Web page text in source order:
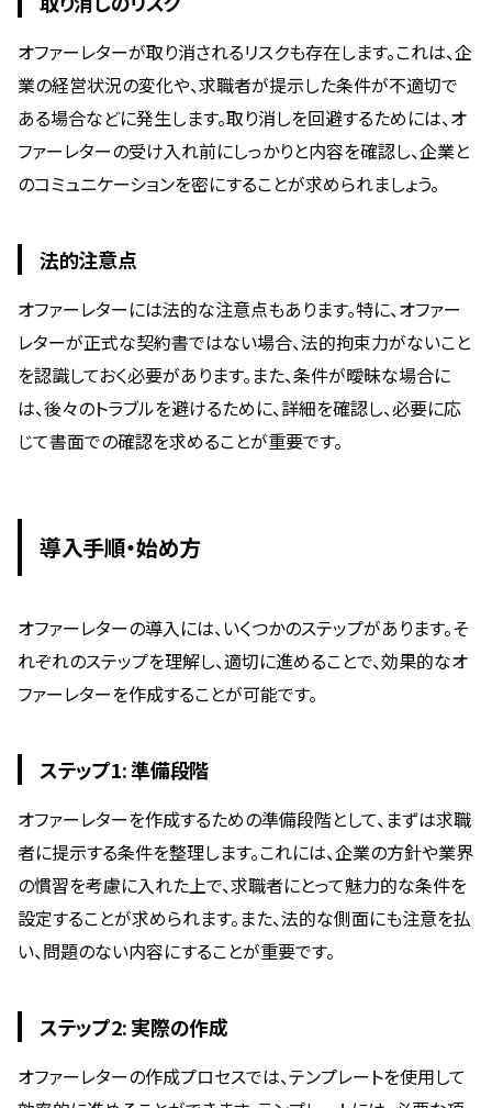
オファーレターが取り消されるリスクも存在します。これは、企
業の経営状況の変化や、求職者が提示した条件が不適切で
ある場合などに発生します。取り消しを回避するためには、オ
ファーレターの受け入れ前にしっかりと内容を確認し、企業と
のコミュニケーションを密にすることが求められましょう。
法的注意点
オファーレターには法的な注意点もあります。特に、オファー
レターが正式な契約書ではない場合、法的拘束力がないこと
を認識しておく必要があります。また、条件が曖昧な場合に
は、後々のトラブルを避けるために、詳細を確認し、必要に応
じて書面での確認を求めることが重要です。
導入手順・始め方
オファーレターの導入には、いくつかのステップがあります。そ
れぞれのステップを理解し、適切に進めることで、効果的なオ
ファーレターを作成することが可能です。
ステップ1: 準備段階
オファーレターを作成するための準備段階として、まずは求職
者に提示する条件を整理します。これには、企業の方針や業界
の慣習を考慮に入れた上で、求職者にとって魅力的な条件を
設定することが求められます。また、法的な側面にも注意を払
い、問題のない内容にすることが重要です。
ステップ2: 実際の作成
オファーレターの作成プロセスでは、テンプレートを使用して